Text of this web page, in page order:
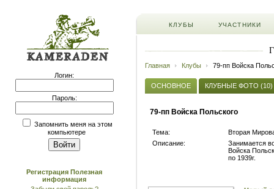
Логин:
Пароль:
Запомнить меня на этом
компьютере
Регистрация Полезная
информация
КЛУБЫ УЧАСТНИКИ
Главная Клубы 79-пп Войска
ОСНОВНОЕ КЛУБНЫЕ ФОТО (10)
79-пп Войска Польского
Тема:
Вторая
Описание:
Занимается
Войска
по 1939г.